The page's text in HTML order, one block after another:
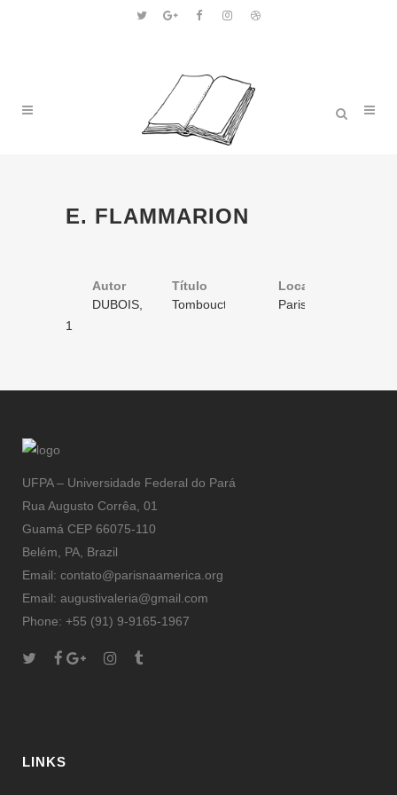
E. FLAMMARION
Autor Título Volume
Local
DUBOIS,
Félix
Tombouctou,
Paris
1
UFPA – Universidade Federal do Pará
Rua Augusto Corrêa, 01
Guamá CEP 66075-110
Belém, PA, Brazil
Email: contato@parisnaamerica.org
Email: augustivaleria@gmail.com
Phone: +55 (91) 9-9165-1967
LINKS